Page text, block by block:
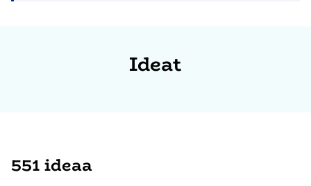
Ideat
551 ideaa